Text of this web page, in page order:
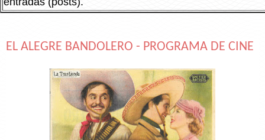
EL ALEGRE BANDOLERO - PROGRAMA DE CINE